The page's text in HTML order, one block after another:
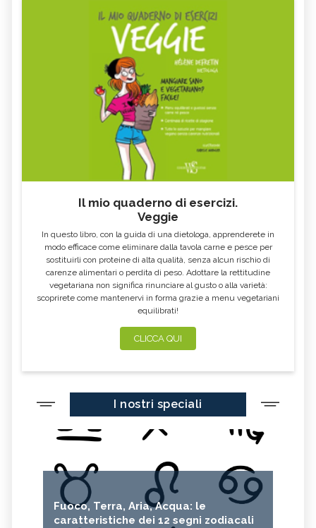
Il mio quaderno di esercizi.
Veggie
In questo libro, con la guida di una dietologa, apprenderete in
modo efficace come eliminare dalla tavola carne e pesce per
sostituirli con proteine di alta qualità, senza alcun rischio di
carenze alimentari o perdita di peso. Adottare la rettitudine
vegetariana non significa rinunciare al gusto o alla varietà:
scoprirete come mantenervi in forma grazie a menu vegetariani
equilibrati!
CLICCA QUI
I nostri speciali
Fuoco, Terra, Aria, Acqua: le
caratteristiche dei 12 segni zodiacali